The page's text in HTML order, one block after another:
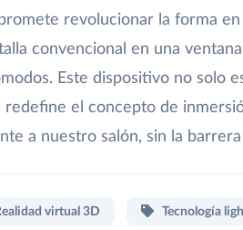
revolucionar la forma
convencional en una
Este dispositivo no solo
redefine el concepto de
a nuestro salón, sin la barrera
virtual 3D Tecnología